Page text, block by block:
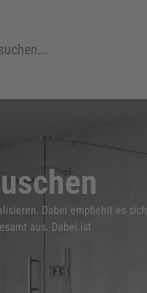
Dabei empfiehlt es sich
aus. Dabei ist